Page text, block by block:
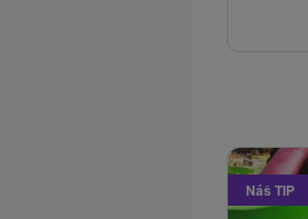
Náš TIP